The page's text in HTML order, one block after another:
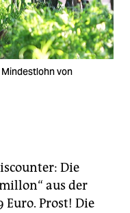
von
Die
aus der
Euro. Prost! Die